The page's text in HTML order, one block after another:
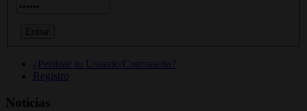
¿Perdiste tu Usuario/Contraseña?
Registro
Noticias